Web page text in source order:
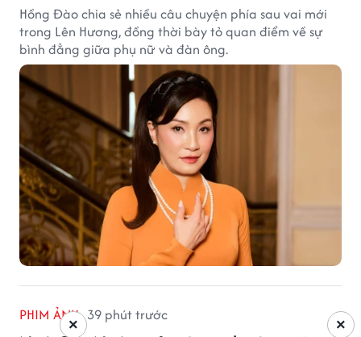
Hồng Đào chia sẻ nhiều câu chuyện phía sau vai mới
trong Lên Hương, đồng thời bày tỏ quan điểm về sự
bình đẳng giữa phụ nữ và đàn ông.
PHIM ẢNH 39 phút trước
×
×